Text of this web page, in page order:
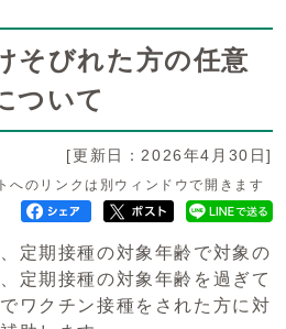
そびれた方の任意
ついて
[更新日：2026年4月30日]
へのリンクは別ウィンドウで開きます
定期接種の対象年齢で対象の
定期接種の対象年齢を過ぎて
ワクチン接種をされた方に対